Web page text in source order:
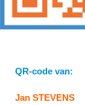
QR-code van:
Jan STEVENS